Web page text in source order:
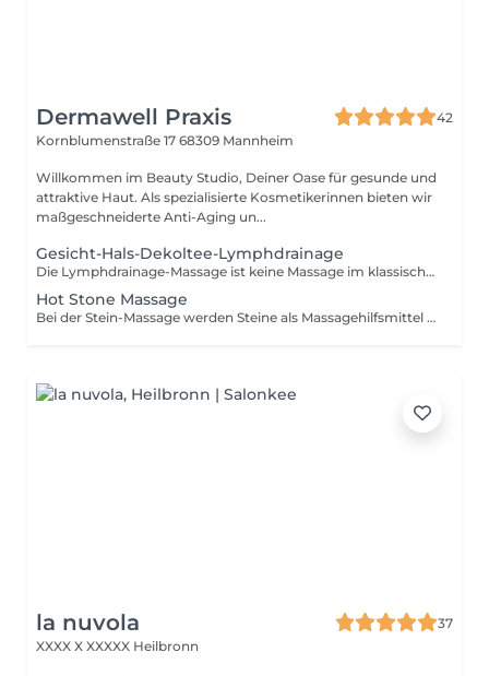
Dermawell Praxis
42
Kornblumenstraße 17 68309 Mannheim
Willkommen im Beauty Studio, Deiner Oase für gesunde und
attraktive Haut. Als spezialisierte Kosmetikerinnen bieten wir
maßgeschneiderte Anti-Aging un...
Gesicht-Hals-Dekoltee-Lymphdrainage
Die Lymphdrainage-Massage ist keine Massage im klassischen Sinn, denn hier handelt es sich um eine Entstauungstherapie. Bei der Lymphdrainage-Massage werden durch sanfte Griffe, Druck- und Entspannungstechniken angestaute Flüssigkeiten in den Lymphen (Gewebe) zum Abfluss angeregt und gleichzeitig verhindert, dass mehr Flüssigkeit hineinströmt. Lymphdrainagen finden viele Anwendungsgebiete, wie zum Beispiel im Gesicht, um Akne oder Narben zu behandeln, bei Gelenkerkrankungen, um Schwellungen und Schmerzen zu lindern oder bei Lymphödemen, um Stauungen der Lymphflüssigkeit in Körperteilen abzubauen. HINWEIS: Es handelt sich hier um eine allgemeine Beschreibung zu diesem Service. Der tatsächliche Umfang der eigentlichen Behandlung im Salon kann gegebenenfalls abweichen.
Hot Stone Massage
Bei der Stein-Massage werden Steine als Massagehilfsmittel benutzt, um die Haut und Muskeln zu stimulieren und um Temperaturreize zu ermöglichen. Zu den bekanntesten Stein-Massagen gehören die Hot Stone Massage, Cold Stone Massage und Edelstein-Massage. Kalt oder warm, mit oder ohne Öl, gerollt, geschoben oder geglitten; es gibt verschiedene Techniken um eine Stein-Massage durchzuführen. Angewendet um Verspannungen zu lösen und um Körper, Geist und Seele zu entspannen erfreuen sich Stein-Massagen großer Beliebtheit. HINWEIS: Es handelt sich hier um eine allgemeine Beschreibung zu diesem Service. Der tatsächliche Umfang der eigentlichen Behandlung im Salon kann gegebenenfalls abweichen.
la nuvola
37
XXXX X XXXXX Heilbronn